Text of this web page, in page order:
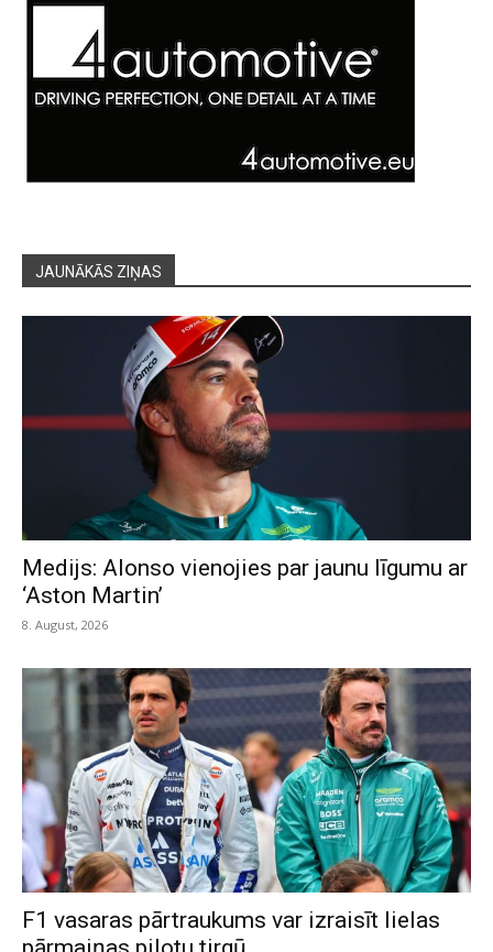
JAUNĀKĀS ZIŅAS
Medijs: Alonso vienojies par jaunu līgumu ar
‘Aston Martin’
8. August, 2026
F1 vasaras pārtraukums var izraisīt lielas